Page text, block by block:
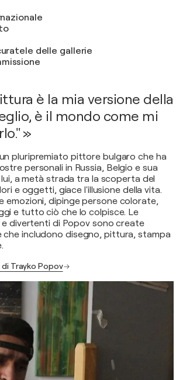
delle gallerie
è la mia versione della
è il mondo come mi
»
pluripremiato pittore bulgaro che ha
personali in Russia, Belgio e sua
a metà strada tra la scoperta del
e oggetti, giace l'illusione della vita.
emozioni, dipinge persone colorate,
e tutto ciò che lo colpisce. Le
e divertenti di Popov sono create
che includono disegno, pittura, stampa
Trayko Popov